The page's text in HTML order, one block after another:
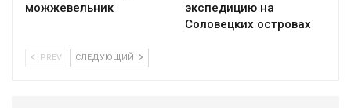
можжевельник
экспедицию на
Соловецких островах
PREV СЛЕДУЮЩИЙ